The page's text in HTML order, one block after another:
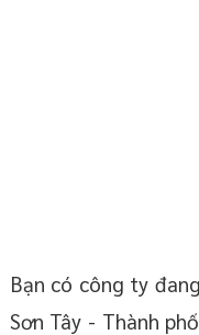
Bạn có công ty
Sơn Tây - Thành